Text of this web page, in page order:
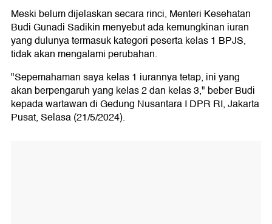
Meski belum dijelaskan secara rinci, Menteri Kesehatan
Budi Gunadi Sadikin menyebut ada kemungkinan iuran
yang dulunya termasuk kategori peserta kelas 1 BPJS,
tidak akan mengalami perubahan.
"Sepemahaman saya kelas 1 iurannya tetap, ini yang
akan berpengaruh yang kelas 2 dan kelas 3," beber Budi
kepada wartawan di Gedung Nusantara I DPR RI, Jakarta
Pusat, Selasa (21/5/2024).